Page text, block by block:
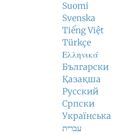
Suomi
Svenska
Tiếng Việt
Türkçe
Ελληνικά
Български
Қазақша
Русский
Српски
Українська
עברית